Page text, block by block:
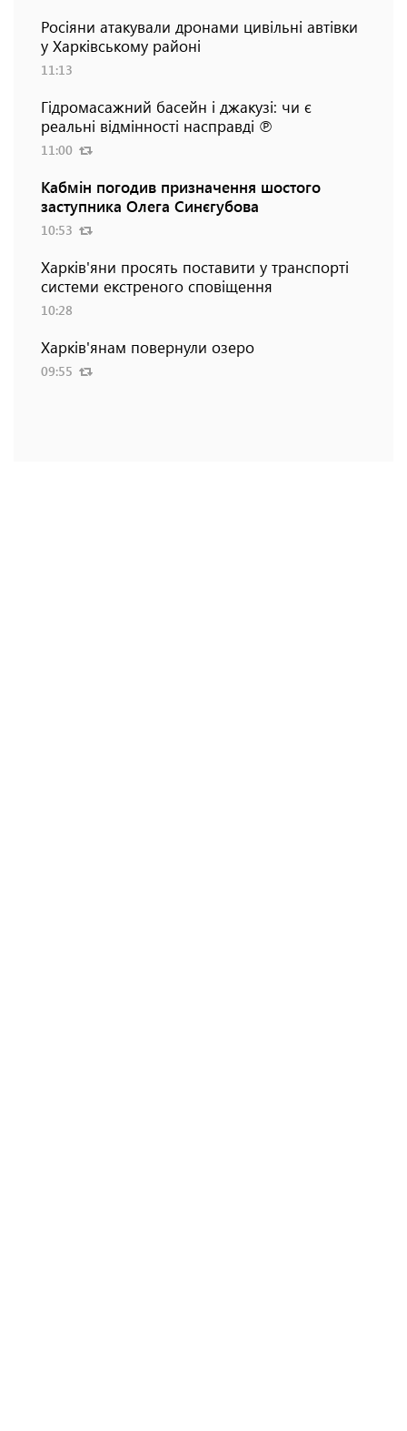
Росіяни атакували дронами цивільні автівки
у Харківському районі
11:13
Гідромасажний басейн і джакузі: чи є
реальні відмінності насправді ℗
11:00
Кабмін погодив призначення шостого
заступника Олега Синєгубова
10:53
Харків'яни просять поставити у транспорті
системи екстреного сповіщення
10:28
Харків'янам повернули озеро
09:55